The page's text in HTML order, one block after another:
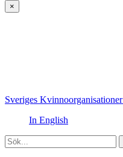
×
Sveriges Kvinnoorganisationer
In English
Sök